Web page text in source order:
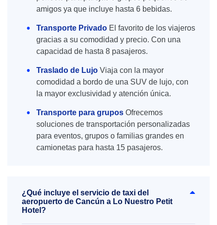
amigos ya que incluye hasta 6 bebidas.
Transporte Privado El favorito de los viajeros
gracias a su comodidad y precio. Con una
capacidad de hasta 8 pasajeros.
Traslado de Lujo Viaja con la mayor
comodidad a bordo de una SUV de lujo, con
la mayor exclusividad y atención única.
Transporte para grupos Ofrecemos
soluciones de transportación personalizadas
para eventos, grupos o familias grandes en
camionetas para hasta 15 pasajeros.
¿Qué incluye el servicio de taxi del
aeropuerto de Cancún a Lo Nuestro Petit
Hotel?